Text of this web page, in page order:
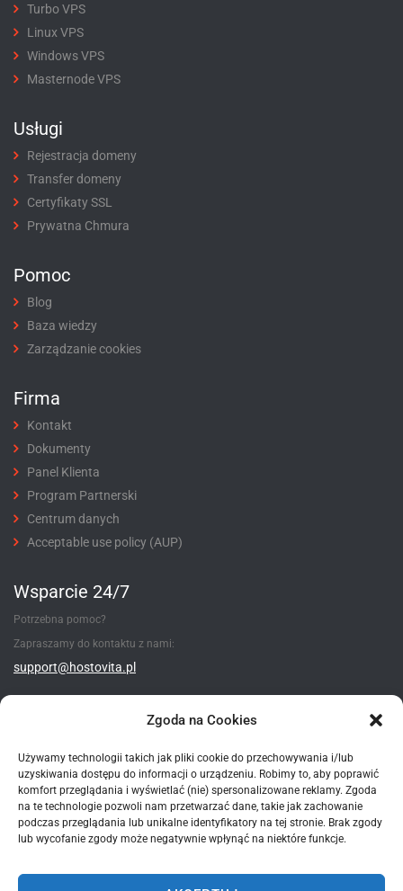
Zgoda na Cookies
Używamy technologii takich jak pliki cookie do przechowywania i/lub
uzyskiwania dostępu do informacji o urządzeniu. Robimy to, aby poprawić
komfort przeglądania i wyświetlać (nie) spersonalizowane reklamy. Zgoda
na te technologie pozwoli nam przetwarzać dane, takie jak zachowanie
podczas przeglądania lub unikalne identyfikatory na tej stronie. Brak zgody
lub wycofanie zgody może negatywnie wpłynąć na niektóre funkcje.
Turbo VPS
Linux VPS
Windows VPS
Masternode VPS
Usługi
Rejestracja domeny
Transfer domeny
Certyfikaty SSL
Prywatna Chmura
Pomoc
Blog
Baza wiedzy
Zarządzanie cookies
Firma
Kontakt
Dokumenty
Panel Klienta
Program Partnerski
Centrum danych
Acceptable use policy (AUP)
Wsparcie 24/7
Potrzebna pomoc?
Zapraszamy do kontaktu z nami:
support@hostovita.pl
Metody płatności